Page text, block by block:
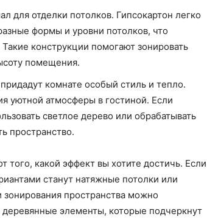
для отделки потолков. Гипсокартон легко
формы и уровни потолков, что
конструкции помогают зонировать
помещения.
придадут комнате особый стиль и тепло.
уютной атмосферы в гостиной. Если
светлое дерево или обрабатывать
пространство.
того, какой эффект вы хотите достичь. Если
станут натяжные потолки или
пространства можно
деревянные элементы, которые подчеркнут